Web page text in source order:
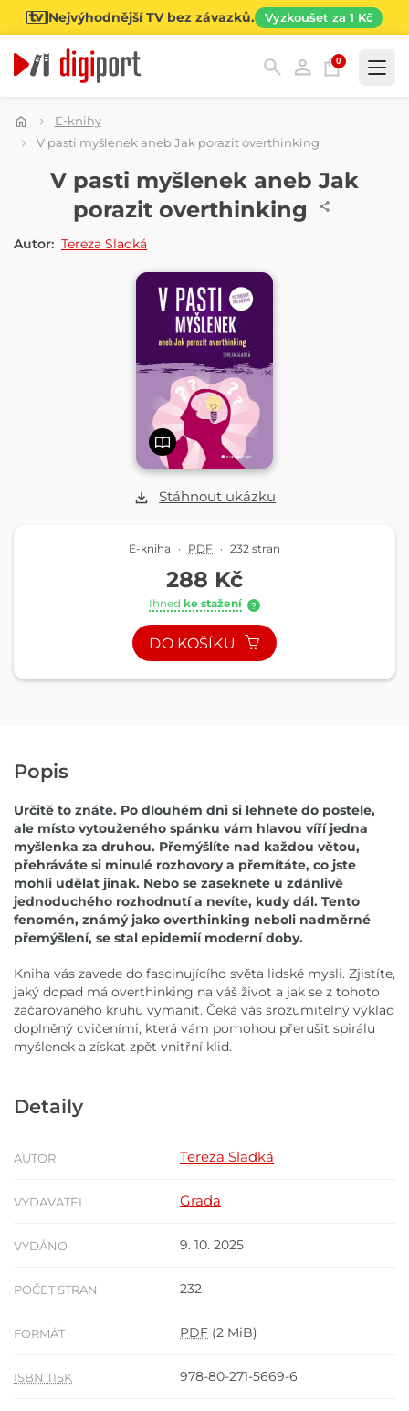
Nejvýhodnější TV bez závazků. Vyzkoušet za 1 Kč
0
Kategorie
E-knihy
V pasti myšlenek aneb Jak porazit overthinking
Stáhnout ukázku
E-KNIHAV pasti myšlenek aneb Jak
porazit overthinking
Autor: Tereza Sladká
E-kniha · PDF · 232 stran
288 Kč
Ihned ke stažení ?
DO KOŠÍKU
Popis
Určitě to znáte. Po dlouhém dni si lehnete do postele,
ale místo vytouženého spánku vám hlavou víří jedna
myšlenka za druhou. Přemýšlíte nad každou větou,
přehráváte si minulé rozhovory a přemítáte, co jste
mohli udělat jinak. Nebo se zaseknete u zdánlivě
jednoduchého rozhodnutí a nevíte, kudy dál. Tento
fenomén, známý jako overthinking neboli nadměrné
přemýšlení, se stal epidemií moderní doby.
Kniha vás zavede do fascinujícího světa lidské mysli. Zjistíte,
jaký dopad má overthinking na váš život a jak se z tohoto
začarovaného kruhu vymanit. Čeká vás srozumitelný výklad
doplněný cvičeními, která vám pomohou přerušit spirálu
myšlenek a získat zpět vnitřní klid.
Detaily
AUTOR Tereza Sladká
VYDAVATEL Grada
VYDÁNO 9. 10. 2025
POČET STRAN 232
FORMÁT PDF (2 MiB)
ISBN TISK 978-80-271-5669-6